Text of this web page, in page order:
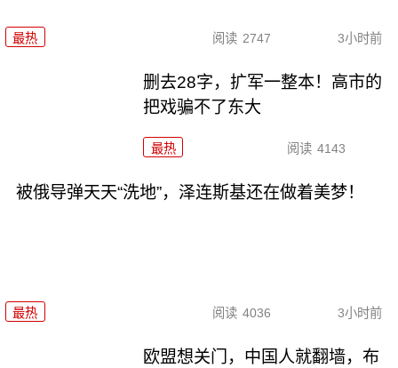
最热 阅读 2747 3小时前
删去28字，扩军一整本！高市的
把戏骗不了东大
最热 阅读 4143
被俄导弹天天“洗地”，泽连斯基还在做着美梦！
最热 阅读 4036 3小时前
欧盟想关门，中国人就翻墙，布